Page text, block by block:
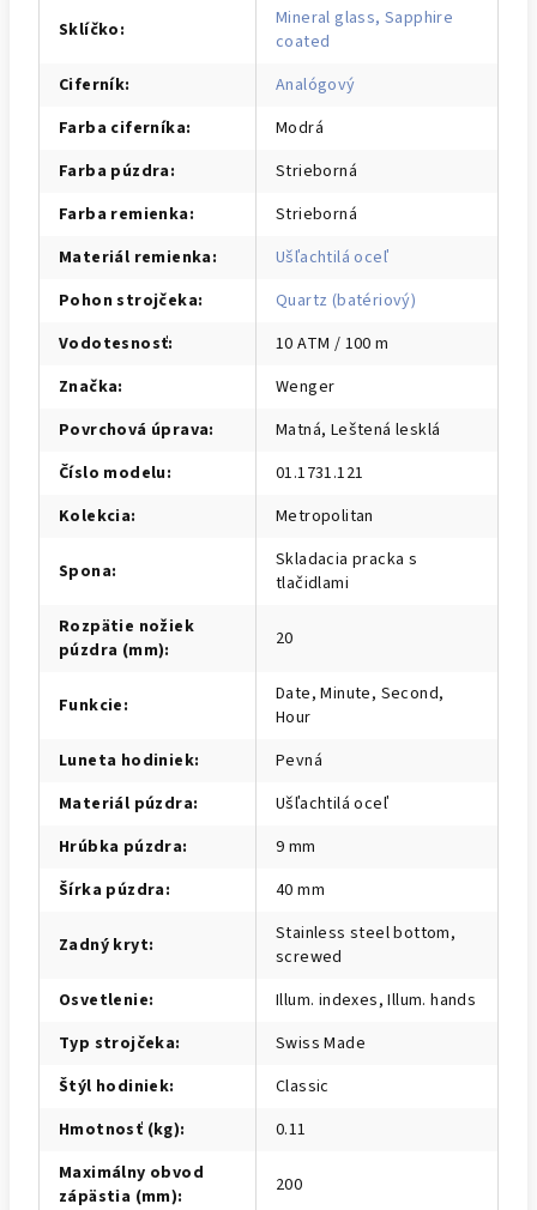
Sklíčko:
Mineral glass, Sapphire
coated
Ciferník:
Analógový
Farba ciferníka:
Modrá
Farba púzdra:
Strieborná
Farba remienka:
Strieborná
Materiál remienka:
Ušľachtilá oceľ
Pohon strojčeka:
Quartz (batériový)
Vodotesnosť:
10 ATM / 100 m
Značka:
Wenger
Povrchová úprava:
Matná, Leštená lesklá
Číslo modelu:
01.1731.121
Kolekcia: Metropolitan
Spona:
Skladacia pracka s
tlačidlami
Rozpätie nožiek
púzdra (mm): 20
Funkcie:
Date, Minute, Second,
Hour
Luneta hodiniek:
Pevná
Materiál púzdra:
Ušľachtilá oceľ
Hrúbka púzdra:
9 mm
Šírka púzdra: 40 mm
Zadný kryt:
Stainless steel bottom,
screwed
Osvetlenie:
Illum. indexes, Illum. hands
Typ strojčeka:
Swiss Made
Štýl hodiniek:
Classic
Hmotnosť (kg):
0.11
Maximálny obvod
zápästia (mm): 200